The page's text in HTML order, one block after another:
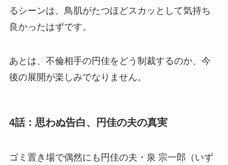
るシーンは、鳥肌がたつほどスカッとして気持ち
良かったはずです。
あとは、不倫相手の円佳をどう制裁するのか、今
後の展開が楽しみでなりません。
4話：思わぬ告白、円佳の夫の真実
ゴミ置き場で偶然にも円佳の夫・ 泉 宗一郎 （いず